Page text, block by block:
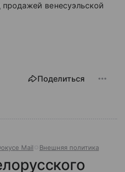
венесуэльской
Поделиться
Mail Внешняя политика